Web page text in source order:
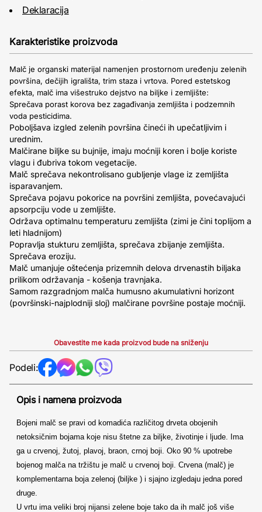
Deklaracija
Karakteristike proizvoda
Malč je organski materijal namenjen prostornom uređenju zelenih
površina, dečijih igrališta, trim staza i vrtova. Pored estetskog
efekta, malč ima višestruko dejstvo na biljke i zemljište:
Sprečava porast korova bez zagađivanja zemljišta i podzemnih
voda pesticidima.
Poboljšava izgled zelenih površina čineći ih upečatljivim i
urednim.
Malčirane biljke su bujnije, imaju moćniji koren i bolje koriste
vlagu i đubriva tokom vegetacije.
Malč sprečava nekontrolisano gubljenje vlage iz zemljišta
isparavanjem.
Sprečava pojavu pokorice na površini zemljišta, povećavajući
apsorpciju vode u zemljište.
Održava optimalnu temperaturu zemljišta (zimi je čini toplijom a
leti hladnijom)
Popravlja stukturu zemljišta, sprečava zbijanje zemljišta.
Sprečava eroziju.
Malč umanjuje oštećenja prizemnih delova drvenastih biljaka
prilikom održavanja - košenja travnjaka.
Samom razgradnjom malča humusno akumulativni horizont
(površinski-najplodniji sloj) malčirane površine postaje moćniji.
Obavestite me kada proizvod bude na sniženju
Podeli:
Opis i namena proizvoda
Bojeni malč se pravi od komadića različitog drveta obojenih
netoksičnim bojama koje nisu štetne za biljke, životinje i ljude. Ima
ga u crvenoj, žutoj, plavoj, braon, crnoj boji. Oko 90 % upotrebe
bojenog malča na tržištu je malč u crvenoj boji. Crvena (malč) je
komplementarna boja zelenoj (biljke ) i sjajno izgledaju jedna pored
druge.
U vrtu ima veliki broj nijansi zelene boje tako da ih malč još više